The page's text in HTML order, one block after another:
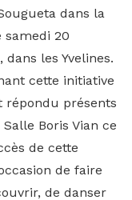
dans la
samedi 20
les Yvelines.
cette initiative
répondu présents
Boris Vian ce
de cette
de faire
de danser